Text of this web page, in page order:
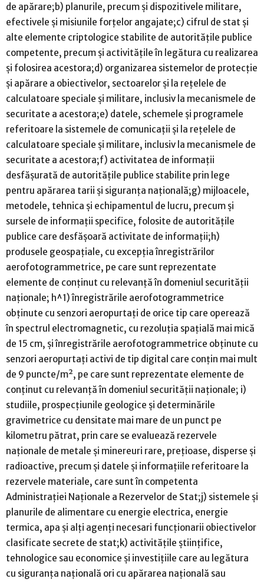
de apărare;b) planurile, precum şi dispozitivele militare,
efectivele şi misiunile forţelor angajate;c) cifrul de stat şi
alte elemente criptologice stabilite de autorităţile publice
competente, precum şi activităţile în legătura cu realizarea
şi folosirea acestora;d) organizarea sistemelor de protecţie
şi apărare a obiectivelor, sectoarelor şi la reţelele de
calculatoare speciale şi militare, inclusiv la mecanismele de
securitate a acestora;e) datele, schemele şi programele
referitoare la sistemele de comunicaţii şi la reţelele de
calculatoare speciale şi militare, inclusiv la mecanismele de
securitate a acestora;f) activitatea de informaţii
desfăşurată de autorităţile publice stabilite prin lege
pentru apărarea tarii şi siguranţa naţională;g) mijloacele,
metodele, tehnica şi echipamentul de lucru, precum şi
sursele de informaţii specifice, folosite de autorităţile
publice care desfăşoară activitate de informaţii;h)
produsele geospaţiale, cu excepţia înregistrărilor
aerofotogrammetrice, pe care sunt reprezentate
elemente de conţinut cu relevanţă în domeniul securităţii
naţionale; h^1) înregistrările aerofotogrammetrice
obţinute cu senzori aeropurtaţi de orice tip care operează
în spectrul electromagnetic, cu rezoluţia spaţială mai mică
de 15 cm, şi înregistrările aerofotogrammetrice obţinute cu
senzori aeropurtaţi activi de tip digital care conţin mai mult
de 9 puncte/m², pe care sunt reprezentate elemente de
conţinut cu relevanţă în domeniul securităţii naţionale; i)
studiile, prospecţiunile geologice şi determinările
gravimetrice cu densitate mai mare de un punct pe
kilometru pătrat, prin care se evaluează rezervele
naţionale de metale şi minereuri rare, preţioase, disperse şi
radioactive, precum şi datele şi informaţiile referitoare la
rezervele materiale, care sunt în competenta
Administraţiei Naţionale a Rezervelor de Stat;j) sistemele şi
planurile de alimentare cu energie electrica, energie
termica, apa şi alţi agenţi necesari funcţionarii obiectivelor
clasificate secrete de stat;k) activităţile ştiinţifice,
tehnologice sau economice şi investiţiile care au legătura
cu siguranţa naţională ori cu apărarea naţională sau